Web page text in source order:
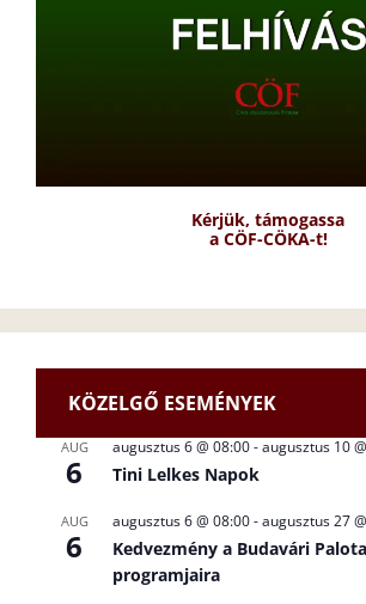
Kérjük, támogassa
a CÖF-CÖKA-t!
KÖZELGŐ ESEMÉNYEK
AUG
6
augusztus 6 @ 08:00-augusztus 10
Tini Lelkes Napok
AUG
6
augusztus 6 @ 08:00-augusztus 27
Kedvezmény a Budavári
programjaira